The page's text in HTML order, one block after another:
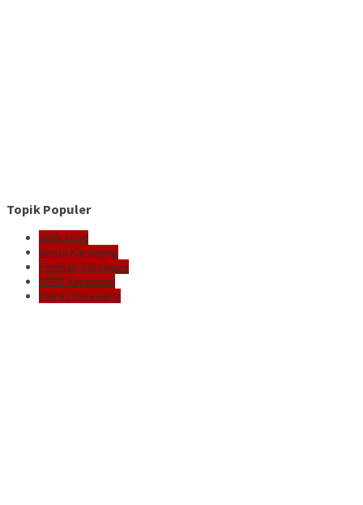
Topik Populer
delik.co.id
Berita Karawang
Pemkab Karawang
DPRD Karawang
Polres Karawang